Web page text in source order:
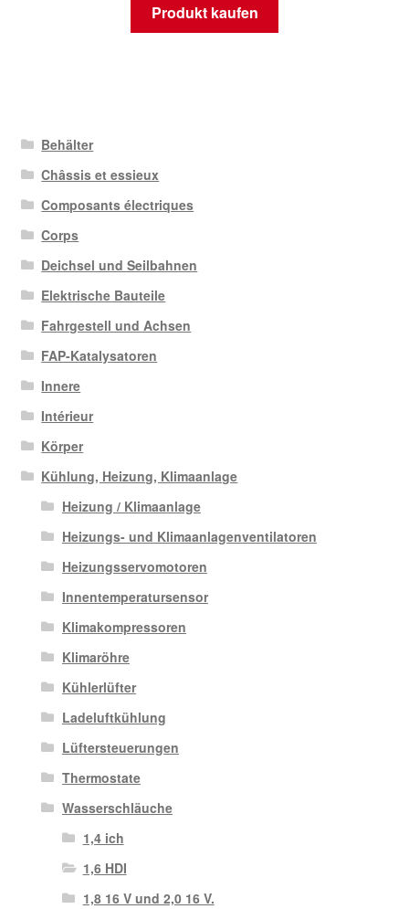
Produkt kaufen
Behälter
Châssis et essieux
Composants électriques
Corps
Deichsel und Seilbahnen
Elektrische Bauteile
Fahrgestell und Achsen
FAP-Katalysatoren
Innere
Intérieur
Körper
Kühlung, Heizung, Klimaanlage
Heizung / Klimaanlage
Heizungs- und Klimaanlagenventilatoren
Heizungsservomotoren
Innentemperatursensor
Klimakompressoren
Klimaröhre
Kühlerlüfter
Ladeluftkühlung
Lüftersteuerungen
Thermostate
Wasserschläuche
1,4 ich
1,6 HDI
1,8 16 V und 2,0 16 V.